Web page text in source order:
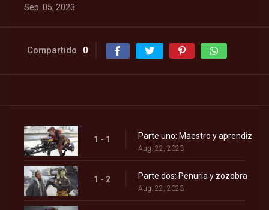
Sep. 05, 2023
Compartido 0
1 - 1 Parte uno: Maestro y aprendiz
Aug. 22, 2023
1 - 2 Parte dos: Penuria y zozobra
Aug. 22, 2023